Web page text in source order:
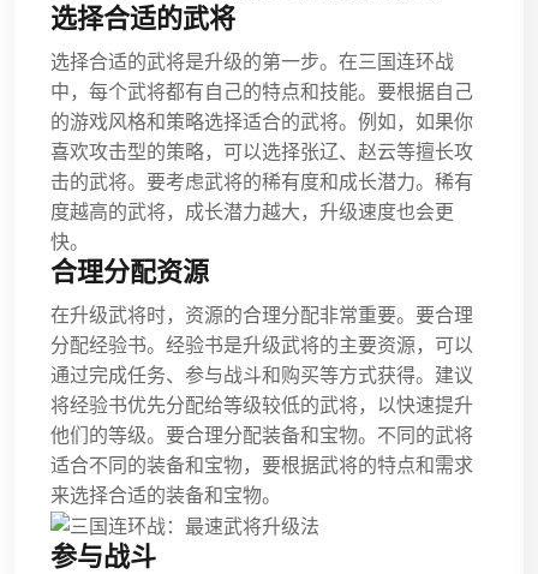
选择合适的武将
选择合适的武将是升级的第一步。在三国连环战
中，每个武将都有自己的特点和技能。要根据自己
的游戏风格和策略选择适合的武将。例如，如果你
喜欢攻击型的策略，可以选择张辽、赵云等擅长攻
击的武将。要考虑武将的稀有度和成长潜力。稀有
度越高的武将，成长潜力越大，升级速度也会更
快。
合理分配资源
在升级武将时，资源的合理分配非常重要。要合理
分配经验书。经验书是升级武将的主要资源，可以
通过完成任务、参与战斗和购买等方式获得。建议
将经验书优先分配给等级较低的武将，以快速提升
他们的等级。要合理分配装备和宝物。不同的武将
适合不同的装备和宝物，要根据武将的特点和需求
来选择合适的装备和宝物。
参与战斗